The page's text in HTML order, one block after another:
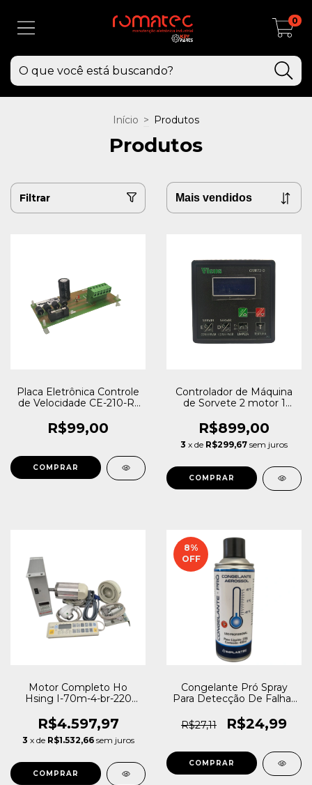
0
Início > Produtos
Produtos
Filtrar
Placa Eletrônica Controle
de Velocidade CE-210-R-
R$99,00
Controlador de Máquina
de Sorvete 2 motor 1
R-NTC-90~240VCA
R$899,00
3 x de R$299,67 sem juros
Motor Completo Ho
Hsing I-70m-4-br-220
R$4.597,97
3 x de R$1.532,66 sem juros
8%
OFF
Congelante Pró Spray
Para Detecção De Falhas
R$27,11
R$24,99